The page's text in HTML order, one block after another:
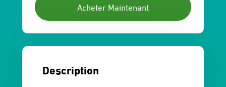
Acheter Maintenant
Description